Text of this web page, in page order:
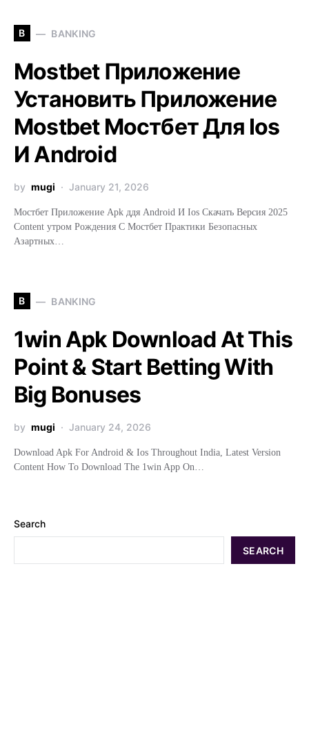
B BANKING
Mostbet Приложение
Установить Приложение
Mostbet Мостбет Для Ios
И Android
by mugi January 21, 2026
Мостбет Приложение Apk ддя Android И Ios Скачать Версия 2025
Content утром Рождения С Мостбет Практики Безопасных
Азартных…
B BANKING
1win Apk Download At This
Point & Start Betting With
Big Bonuses
by mugi January 24, 2026
Download Apk For Android & Ios Throughout India, Latest Version
Content How To Download The 1win App On…
Search
SEARCH